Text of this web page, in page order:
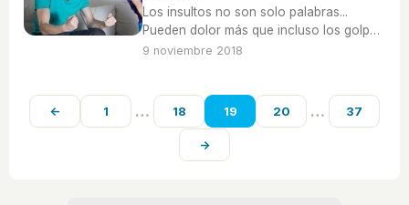
Los insultos no son solo palabras...
Pueden dolor más que incluso los golpes
y quedarse anclados en el corazón
9 noviembre 2018
← 1 … 18 19 20 … 37
→